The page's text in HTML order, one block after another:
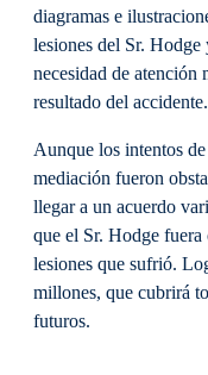
diagramas e
lesiones del Sr.
necesidad de atención
resultado del accidente.
Aunque los intentos
mediación fueron
llegar a un acuerdo
que el Sr. Hodge fuera
lesiones que sufrió.
millones, que cubrirá
futuros.